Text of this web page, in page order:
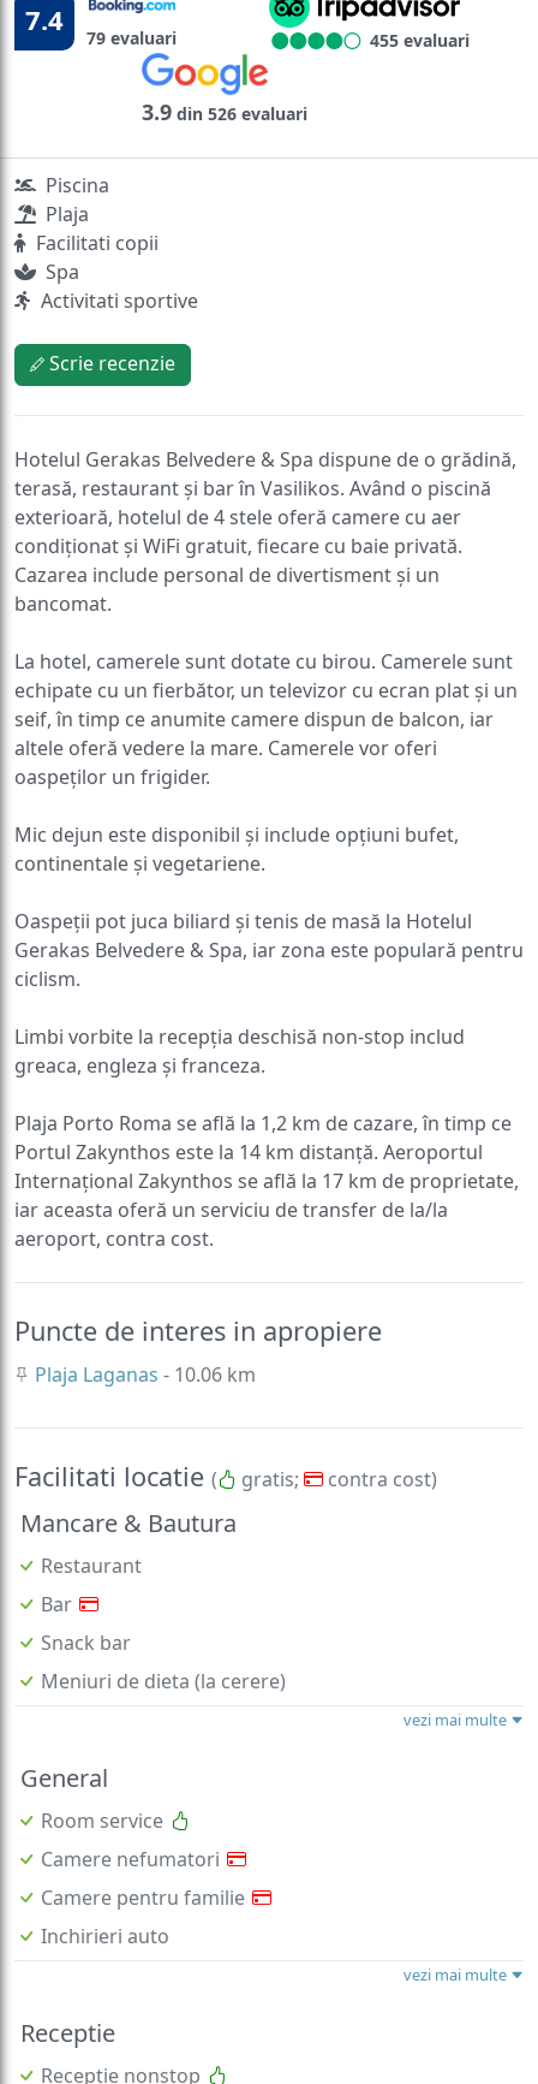
7.4 79 evaluari 455 evaluari
3.9 din 526 evaluari
Piscina
Plaja
Facilitati copii
Spa
Activitati sportive
Scrie recenzie
Hotelul Gerakas Belvedere & Spa dispune de o grădină,
terasă, restaurant și bar în Vasilikos. Având o piscină
exterioară, hotelul de 4 stele oferă camere cu aer
condiționat și WiFi gratuit, fiecare cu baie privată.
Cazarea include personal de divertisment și un
bancomat.
La hotel, camerele sunt dotate cu birou. Camerele sunt
echipate cu un fierbător, un televizor cu ecran plat și un
seif, în timp ce anumite camere dispun de balcon, iar
altele oferă vedere la mare. Camerele vor oferi
oaspeților un frigider.
Mic dejun este disponibil și include opțiuni bufet,
continentale și vegetariene.
Oaspeții pot juca biliard și tenis de masă la Hotelul
Gerakas Belvedere & Spa, iar zona este populară pentru
ciclism.
Limbi vorbite la recepția deschisă non-stop includ
greaca, engleza și franceza.
Plaja Porto Roma se află la 1,2 km de cazare, în timp ce
Portul Zakynthos este la 14 km distanță. Aeroportul
Internațional Zakynthos se află la 17 km de proprietate,
iar aceasta oferă un serviciu de transfer de la/la
aeroport, contra cost.
Puncte de interes in apropiere
Plaja Laganas - 10.06 km
Facilitati locatie ( gratis; contra cost)
Mancare & Bautura
Restaurant
Bar
Snack bar
Meniuri de dieta (la cerere)
vezi mai multe
General
Room service
Camere nefumatori
Camere pentru familie
Inchirieri auto
vezi mai multe
Receptie
Receptie nonstop